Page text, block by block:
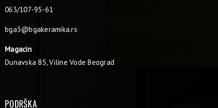
063/107-95-61
bga3@bgakeramika.rs
Magacin
Dunavska 85, Viline Vode Beograd
PODRŠKA